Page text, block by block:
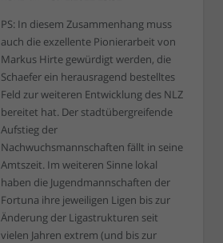
PS: In diesem Zusammenhang muss
auch die exzellente Pionierarbeit von
Markus Hirte gewürdigt werden, die
Schaefer ein herausragend bestelltes
Feld zur weiteren Entwicklung des NLZ
bereitet hat. Der stadtübergreifende
Aufstieg der
Nachwuchsmannschaften fällt in seine
Amtszeit. Im weiteren Sinne lokal
haben die Jugendmannschaften der
Fortuna ihre jeweiligen Ligen bis zur
Änderung der Ligastrukturen seit
vielen Jahren extrem (und bis zur